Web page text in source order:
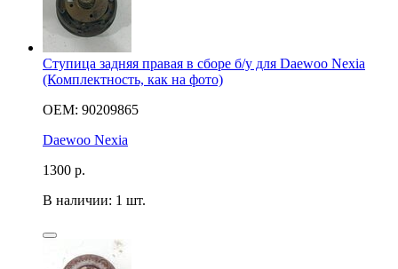
Ступица задняя правая в сборе б/у для Daewoo Nexia
(Комплектность, как на фото)
OEM: 90209865
Daewoo Nexia
1300 р.
В наличии: 1 шт.